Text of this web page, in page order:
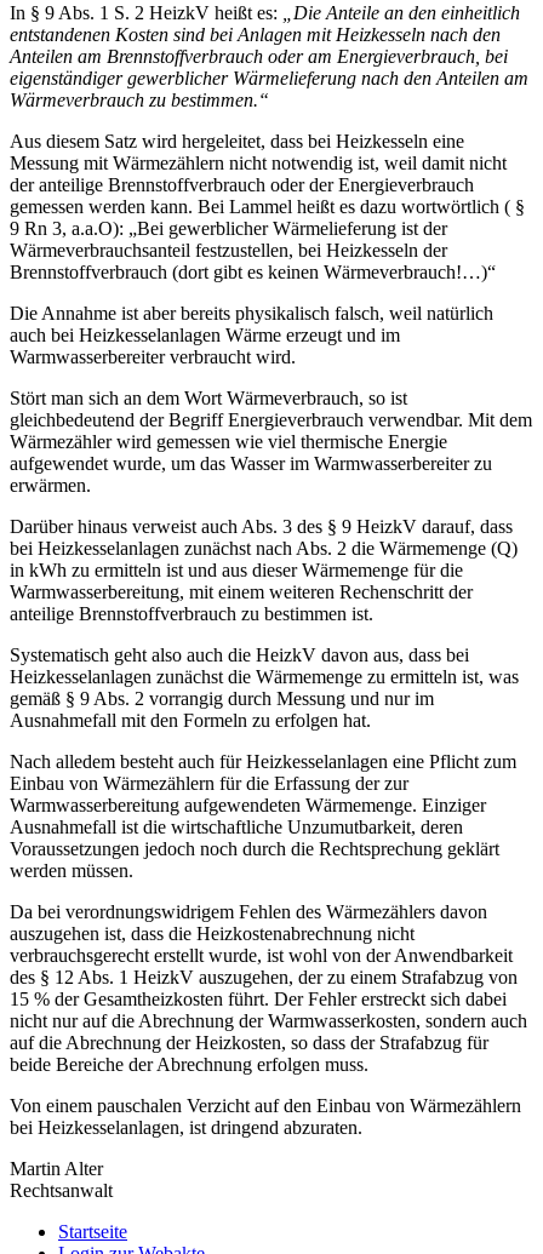
In § 9 Abs. 1 S. 2 HeizkV heißt es:
„Die Anteile an den einheitlich
entstandenen Kosten sind bei Anlagen mit Heizkesseln nach den
Anteilen am Brennstoffverbrauch oder am Energieverbrauch, bei
eigenständiger gewerblicher Wärmelieferung nach den Anteilen am
Wärmeverbrauch zu bestimmen.“
Aus diesem Satz wird hergeleitet, dass bei Heizkesseln eine
Messung mit Wärmezählern nicht notwendig ist, weil damit nicht
der anteilige Brennstoffverbrauch oder der Energieverbrauch
gemessen werden kann. Bei Lammel heißt es dazu wortwörtlich ( §
9 Rn 3, a.a.O): „Bei gewerblicher Wärmelieferung ist der
Wärmeverbrauchsanteil festzustellen, bei Heizkesseln der
Brennstoffverbrauch (dort gibt es keinen Wärmeverbrauch!…)“
Die Annahme ist aber bereits physikalisch falsch, weil natürlich
auch bei Heizkesselanlagen Wärme erzeugt und im
Warmwasserbereiter verbraucht wird.
Stört man sich an dem Wort Wärmeverbrauch, so ist
gleichbedeutend der Begriff Energieverbrauch verwendbar. Mit dem
Wärmezähler wird gemessen wie viel thermische Energie
aufgewendet wurde, um das Wasser im Warmwasserbereiter zu
erwärmen.
Darüber hinaus verweist auch Abs. 3 des § 9 HeizkV darauf, dass
bei Heizkesselanlagen zunächst nach Abs. 2 die Wärmemenge (Q)
in kWh zu ermitteln ist und aus dieser Wärmemenge für die
Warmwasserbereitung, mit einem weiteren Rechenschritt der
anteilige Brennstoffverbrauch zu bestimmen ist.
Systematisch geht also auch die HeizkV davon aus, dass bei
Heizkesselanlagen zunächst die Wärmemenge zu ermitteln ist, was
gemäß § 9 Abs. 2 vorrangig durch Messung und nur im
Ausnahmefall mit den Formeln zu erfolgen hat.
Nach alledem besteht auch für Heizkesselanlagen eine Pflicht zum
Einbau von Wärmezählern für die Erfassung der zur
Warmwasserbereitung aufgewendeten Wärmemenge. Einziger
Ausnahmefall ist die wirtschaftliche Unzumutbarkeit, deren
Voraussetzungen jedoch noch durch die Rechtsprechung geklärt
werden müssen.
Da bei verordnungswidrigem Fehlen des Wärmezählers davon
auszugehen ist, dass die Heizkostenabrechnung nicht
verbrauchsgerecht erstellt wurde, ist wohl von der Anwendbarkeit
des § 12 Abs. 1 HeizkV auszugehen, der zu einem Strafabzug von
15 % der Gesamtheizkosten führt. Der Fehler erstreckt sich dabei
nicht nur auf die Abrechnung der Warmwasserkosten, sondern auch
auf die Abrechnung der Heizkosten, so dass der Strafabzug für
beide Bereiche der Abrechnung erfolgen muss.
Von einem pauschalen Verzicht auf den Einbau von Wärmezählern
bei Heizkesselanlagen, ist dringend abzuraten.
Martin Alter
Rechtsanwalt
Startseite